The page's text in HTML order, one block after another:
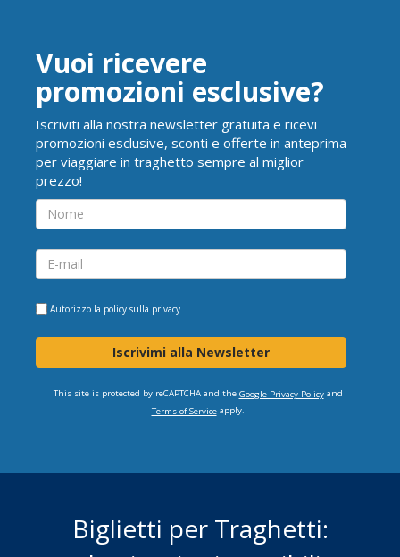
Vuoi ricevere
promozioni esclusive?
Iscriviti alla nostra newsletter gratuita e ricevi
promozioni esclusive, sconti e offerte in anteprima
per viaggiare in traghetto sempre al miglior
prezzo!
Autorizzo la policy sulla privacy
Iscrivimi alla Newsletter
This site is protected by reCAPTCHA and the Google Privacy Policyand
Terms of Serviceapply.
Biglietti per Traghetti: